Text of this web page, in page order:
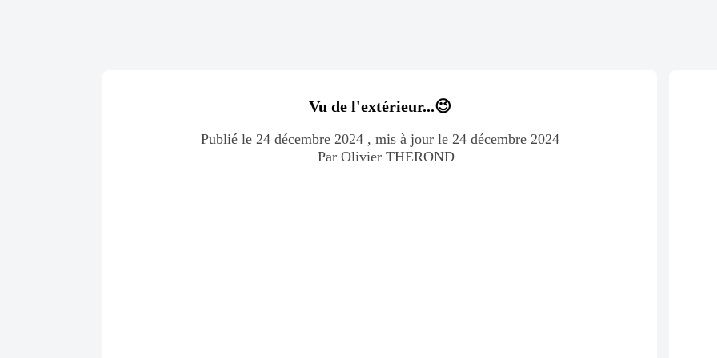
Vu de l'extérieur...😉
Publié le 24 décembre 2024 , mis à jour le 24 décembre 2024
Par Olivier THEROND